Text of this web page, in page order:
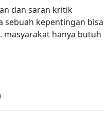
dan saran kritik
sebuah kepentingan bisa
masyarakat hanya butuh